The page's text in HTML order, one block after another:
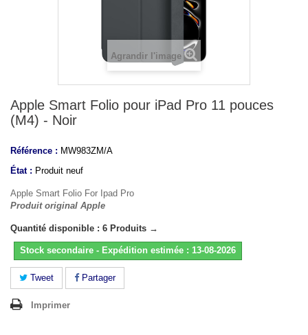
Agrandir l'image
Apple Smart Folio pour iPad Pro 11 pouces
(M4) - Noir
Référence : MW983ZM/A
État : Produit neuf
Apple Smart Folio For Ipad Pro
Produit original Apple
Quantité disponible : 6 Produits →
Stock secondaire - Expédition estimée : 13-08-2026
Tweet Partager
Imprimer